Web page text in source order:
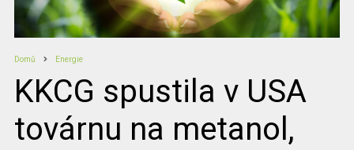
Domů Energie
KKCG spustila v USA
továrnu na metanol,